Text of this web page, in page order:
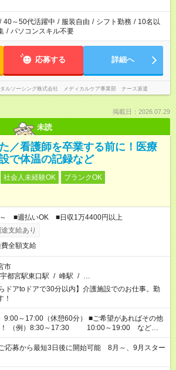
務時間。 合計で週40時間を超える場合は応募でき
/ 40～50代活躍中 / 服装自由 / シフト勤務 / 10名以
/ パソコンスキル不要
応募する 詳細へ
タルソーシング株式会社 メディカルケア事業部 ナース派遣
掲載日：2026.07.29
未読
／看護師を卒業する前に！医療
で体温の記録など
社会人未経験OK
ブランクOK
■週払いOK ■日収1万4400円以上
支給あり
全額支給
市
宇都宮駅東口駅 / 峰駅 / …
らドアtoドアで30分以内】介護施設でのお仕事。勤
！
17:00（休憩60分） ■ご希望があればその他
！ （例）8:30～17:30 10:00～19:00 など
みを合わせたい」 「できれば残業はしたくない」
ご希望に沿ったお仕事をご紹介します！ ※Wワ
へ 今ご覧のお仕事で希望する勤務時間と、もう1つ
務時間。 合計で週40時間を超える場合は応募でき
募から最短3日後に開始可能 8月～、9月スター